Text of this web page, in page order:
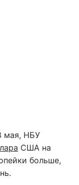
мая, НБУ
США на
больше,